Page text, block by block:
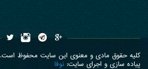
کلیه حقوق مادی و معنوی این سایت محفوظ است.
پیاده سازی و اجرای سایت: نوفا